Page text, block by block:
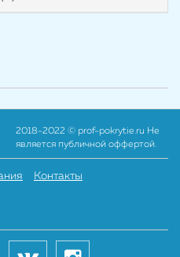
2018-2022 © prof-pokrytie.ru Не
является публичной оффертой.
Контакты